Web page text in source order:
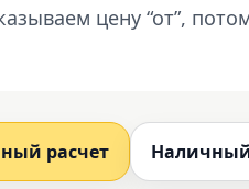
цену “от”,
расчет